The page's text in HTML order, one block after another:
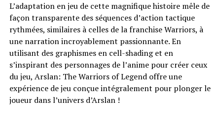
L’adaptation en jeu de cette magnifique histoire mêle de
façon transparente des séquences d’action tactique
rythmées, similaires à celles de la franchise Warriors, à
une narration incroyablement passionnante. En
utilisant des graphismes en cell-shading et en
s’inspirant des personnages de l’anime pour créer ceux
du jeu, Arslan: The Warriors of Legend offre une
expérience de jeu conçue intégralement pour plonger le
joueur dans l’univers d’Arslan !